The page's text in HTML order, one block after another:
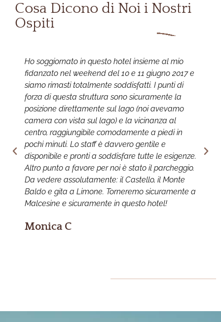
Cosa Dicono di Noi i Nostri
Ospiti
Ho soggiornato in questo hotel insieme al mio
fidanzato nel weekend del 10 e 11 giugno 2017 e
siamo rimasti totalmente soddisfatti. I punti di
forza di questa struttura sono sicuramente la
posizione direttamente sul lago (noi avevamo
camera con vista sul lago) e la vicinanza al
centro, raggiungibile comodamente a piedi in
pochi minuti. Lo staff è davvero gentile e
disponibile e pronti a soddisfare tutte le esigenze.
Altro punto a favore per noi è stato il parcheggio.
Da vedere assolutamente: il Castello, il Monte
Baldo e gita a Limone. Torneremo sicuramente a
Malcesine e sicuramente in questo hotel!
Monica C